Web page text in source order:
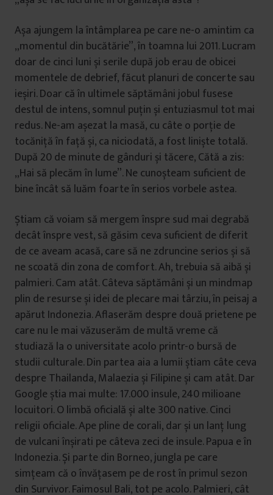
Așa ajungem la întâmplarea pe care ne-o amintim ca
„momentul din bucătărie”, în toamna lui 2011. Lucram
doar de cinci luni și serile după job erau de obicei
momentele de debrief, făcut planuri de concerte sau
ieșiri. Doar că în ultimele săptămâni jobul fusese
destul de intens, somnul puțin și entuziasmul tot mai
redus. Ne-am așezat la masă, cu câte o porție de
tocăniță în față și, ca niciodată, a fost liniște totală.
După 20 de minute de gânduri și tăcere, Cătă a zis:
„Hai să plecăm în lume”. Ne cunoșteam suficient de
bine încât să luăm foarte în serios vorbele astea.
Știam că voiam să mergem înspre sud mai degrabă
decât înspre vest, să găsim ceva suficient de diferit
de ce aveam acasă, care să ne zdruncine serios și să
ne scoată din zona de comfort. Ah, trebuia să aibă și
palmieri. Cam atât. Câteva săptămâni și un mindmap
plin de resurse și idei de plecare mai târziu, în peisaj a
apărut Indonezia. Aflaserăm despre două prietene pe
care nu le mai văzuserăm de multă vreme că
studiază la o universitate acolo printr-o bursă de
studii culturale. Din partea aia a lumii știam câte ceva
despre Thailanda, Malaezia și Filipine și cam atât. Dar
Google știa mai multe: 17.000 insule, 240 milioane
locuitori. O limbă oficială și alte 300 native. Cinci
religii oficiale. Ape pline de corali, dar și un lanț lung
de vulcani înșirati pe câteva zeci de insule. Papua e în
Indonezia. Și parte din Borneo, jungla pe care
simțeam că o învățasem pe de rost în primul sezon
din Survivor. Faimosul Bali, tot pe acolo. Palmieri, cât